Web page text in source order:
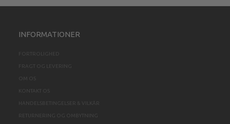
INFORMATIONER
FORTROLIGHED
FRAGT OG LEVERING
OM OS
KONTAKT OS
HANDELSBETINGELSER & VILKÅR
RETURNERING OG OMBYTNING